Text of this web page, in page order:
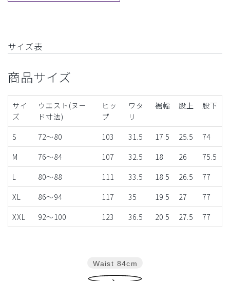
サイズ表
商品サイズ
サイ
ズ
ウエスト(ヌー
ド寸法)
ヒッ
プ
ワタ
リ
裾幅 股上 股下
S 72～80 103 31.5 17.5 25.5
74
M
76～84 107 32.5 18 26
75.5
L
80～88 111 33.5 18.5 26.5
77
XL
86～94 117 35 19.5 27
77
XXL
92～100 123 36.5 20.5 27.5 77
Waist 84cm